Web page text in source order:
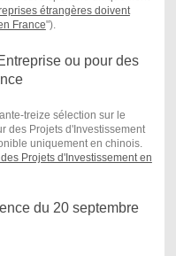
étrangères doivent
France") .
ou pour des
treize sélection sur le
des Projets d'Investissement
uniquement en chinois.
Projets d'Investissement en
du 20 septembre